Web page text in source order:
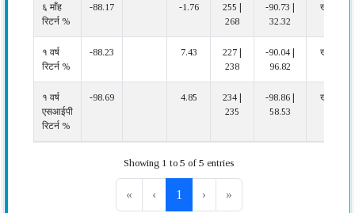
६ माँह
रिटर्न %
-88.17 -1.76
255 |
268
-90.73 |
32.32
खराब
१ वर्ष
रिटर्न %
-88.23 7.43
227 |
238
-90.04 |
96.82
खराब
१ वर्ष
एसआईपी
रिटर्न %
-98.69 4.85
234 |
235
-98.86 |
58.53
खराब
Showing 1 to 5 of 5 entries
« ‹ 1 › »